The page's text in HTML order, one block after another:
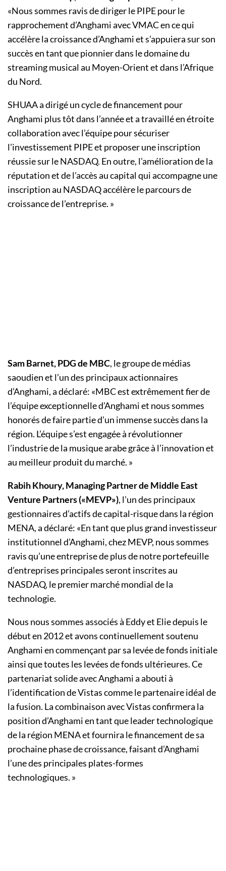
«Nous sommes ravis de diriger le PIPE pour le
rapprochement d’Anghami avec VMAC en ce qui
accélère la croissance d’Anghami et s’appuiera sur son
succès en tant que pionnier dans le domaine du
streaming musical au Moyen-Orient et dans l’Afrique
du Nord.
SHUAA a dirigé un cycle de financement pour
Anghami plus tôt dans l’année et a travaillé en étroite
collaboration avec l’équipe pour sécuriser
l’investissement PIPE et proposer une inscription
réussie sur le NASDAQ. En outre, l’amélioration de la
réputation et de l’accès au capital qui accompagne une
inscription au NASDAQ accélère le parcours de
croissance de l’entreprise. »
Sam Barnet, PDG de MBC, le groupe de médias
saoudien et l’un des principaux actionnaires
d’Anghami, a déclaré: «MBC est extrêmement fier de
l’équipe exceptionnelle d’Anghami et nous sommes
honorés de faire partie d’un immense succès dans la
région. L’équipe s’est engagée à révolutionner
l’industrie de la musique arabe grâce à l’innovation et
au meilleur produit du marché. »
Rabih Khoury, Managing Partner de Middle East
Venture Partners («MEVP»), l’un des principaux
gestionnaires d’actifs de capital-risque dans la région
MENA, a déclaré: «En tant que plus grand investisseur
institutionnel d’Anghami, chez MEVP, nous sommes
ravis qu’une entreprise de plus de notre portefeuille
d’entreprises principales seront inscrites au
NASDAQ, le premier marché mondial de la
technologie.
Nous nous sommes associés à Eddy et Elie depuis le
début en 2012 et avons continuellement soutenu
Anghami en commençant par sa levée de fonds initiale
ainsi que toutes les levées de fonds ultérieures. Ce
partenariat solide avec Anghami a abouti à
l’identification de Vistas comme le partenaire idéal de
la fusion. La combinaison avec Vistas confirmera la
position d’Anghami en tant que leader technologique
de la région MENA et fournira le financement de sa
prochaine phase de croissance, faisant d’Anghami
l’une des principales plates-formes
technologiques. »